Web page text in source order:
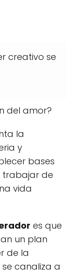
creativo se
del amor?
la
y
bases
trabajar de
vida
es que
un plan
de la
canaliza a